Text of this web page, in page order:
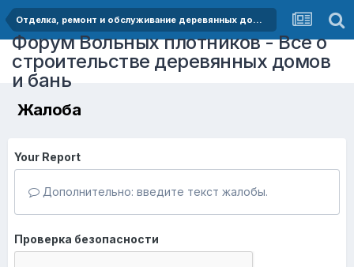
Отделка, ремонт и обслуживание деревянных домов
Форум Вольных плотников - Все о
строительстве деревянных домов
и бань
Жалоба
Your Report
Дополнительно: введите текст жалобы.
Проверка безопасности